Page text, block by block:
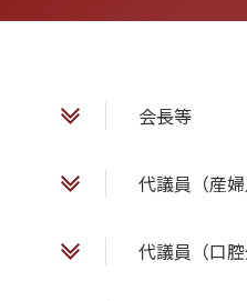
会長等
代議員（産婦
代議員（口腔